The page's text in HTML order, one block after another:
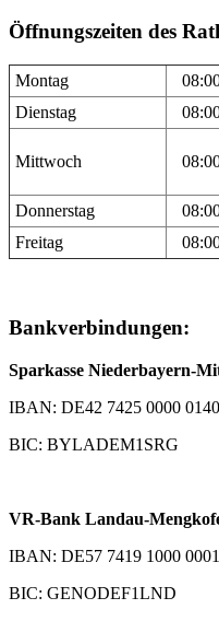
Öffnungszeiten des
Montag
Dienstag
Mittwoch
Donnerstag
Freitag
Bankverbindungen:
Sparkasse Niederbayern-
IBAN: DE42 7425 0000
BIC: BYLADEM1SRG
VR-Bank Landau-
IBAN: DE57 7419 1000
BIC: GENODEF1LND